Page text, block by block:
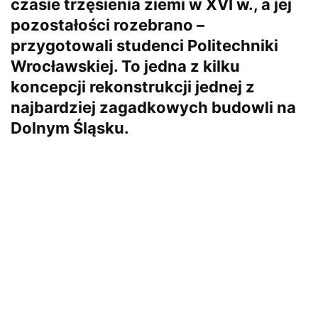
czasie trzęsienia ziemi w XVI w., a jej
pozostałości rozebrano –
przygotowali studenci Politechniki
Wrocławskiej. To jedna z kilku
koncepcji rekonstrukcji jednej z
najbardziej zagadkowych budowli na
Dolnym Śląsku.